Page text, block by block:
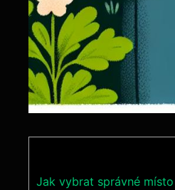
Jak vybrat správné